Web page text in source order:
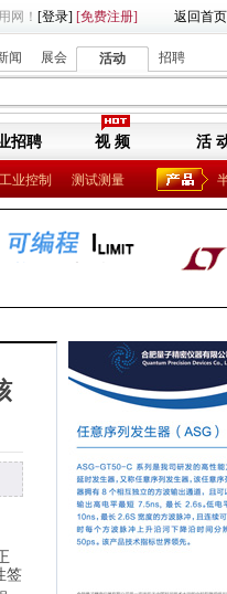
网！ [登录] [免费注册] 返回首页
闻 展会 活动 招聘
招聘 视 频 活
工业控制 测试测量
签